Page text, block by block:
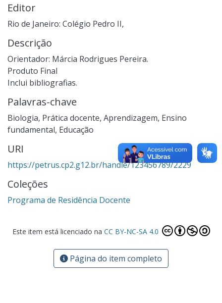
Editor
Rio de Janeiro: Colégio Pedro II,
Descrição
Orientador: Márcia Rodrigues Pereira.
Produto Final
Inclui bibliografias.
Palavras-chave
Biologia, Prática docente, Aprendizagem, Ensino
fundamental, Educação
URI
https://petrus.cp2.g12.br/handle/123456789/2229
Coleções
Programa de Residência Docente
Este item está licenciado na CC BY-NC-SA 4.0
Página do item completo